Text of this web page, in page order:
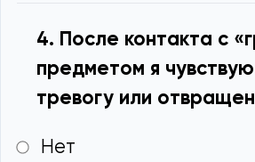
4. После контакта с
предметом я
тревогу или
Нет